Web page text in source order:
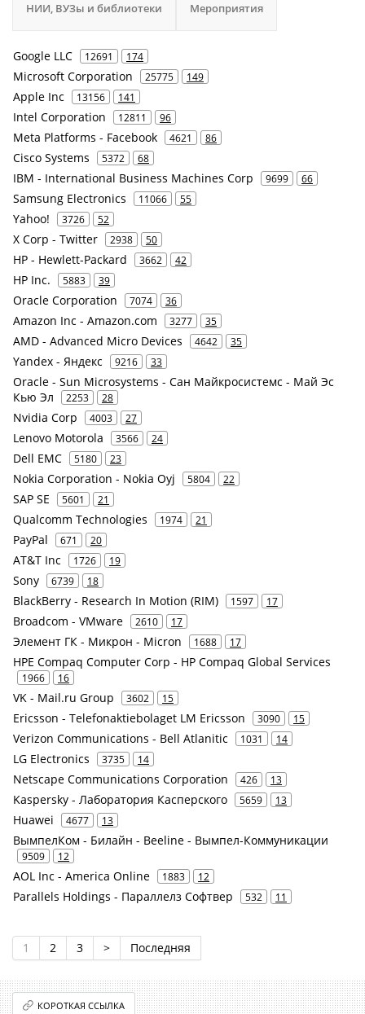
НИИ, ВУЗы и библиотеки Мероприятия
Google LLC 12691 174
Microsoft Corporation 25775 149
Apple Inc 13156 141
Intel Corporation 12811 96
Meta Platforms - Facebook 4621 86
Cisco Systems 5372 68
IBM - International Business Machines Corp 9699 66
Samsung Electronics 11066 55
Yahoo! 3726 52
X Corp - Twitter 2938 50
HP - Hewlett-Packard 3662 42
HP Inc. 5883 39
Oracle Corporation 7074 36
Amazon Inc - Amazon.com 3277 35
AMD - Advanced Micro Devices 4642 35
Yandex - Яндекс 9216 33
Oracle - Sun Microsystems - Сан Майкросистемс - Май Эс
Кью Эл
2253 28
Nvidia Corp 4003 27
Lenovo Motorola 3566 24
Dell EMC 5180 23
Nokia Corporation - Nokia Oyj 5804 22
SAP SE 5601 21
Qualcomm Technologies 1974 21
PayPal 671 20
AT&T Inc 1726 19
Sony 6739 18
BlackBerry - Research In Motion (RIM) 1597 17
Broadcom - VMware 2610 17
Элемент ГК - Микрон - Micron 1688 17
HPE Compaq Computer Corp - HP Compaq Global Services
1966 16
VK - Mail.ru Group 3602 15
Ericsson - Telefonaktiebolaget LM Ericsson 3090 15
Verizon Communications - Bell Atlanitic 1031 14
LG Electronics 3735 14
Netscape Communications Corporation 426 13
Kaspersky - Лаборатория Касперского 5659 13
Huawei 4677 13
ВымпелКом - Билайн - Beeline - Вымпел-Коммуникации
9509 12
AOL Inc - America Online 1883 12
Parallels Holdings - Параллелз Софтвер 532 11
1 2 3 > Последняя
КОРОТКАЯ ССЫЛКА